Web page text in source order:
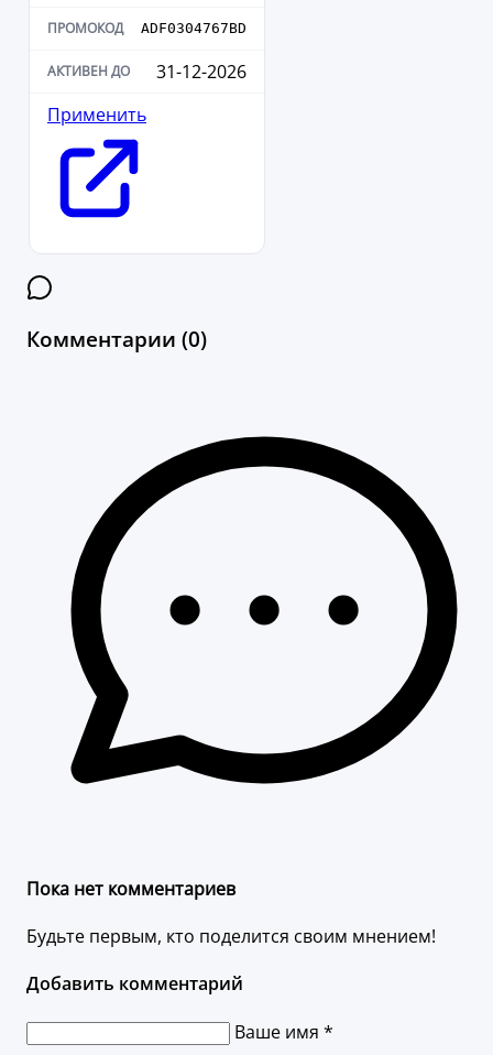
ADF0304767BD
31-12-2026
Применить
Комментарии (0)
Пока нет комментариев
Будьте первым, кто поделится своим мнением!
Добавить комментарий
Ваше имя *